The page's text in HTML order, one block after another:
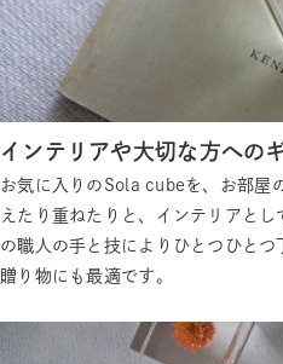
インテリアや大切な方への
お気に入りのSola cubeを、お部屋
えたり重ねたりと、インテリアと
の職人の手と技によりひとつひと
贈り物にも最適です。